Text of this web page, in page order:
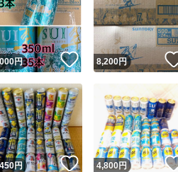
！円 いいね！
8,200円
！
円 いいね！
4,800円